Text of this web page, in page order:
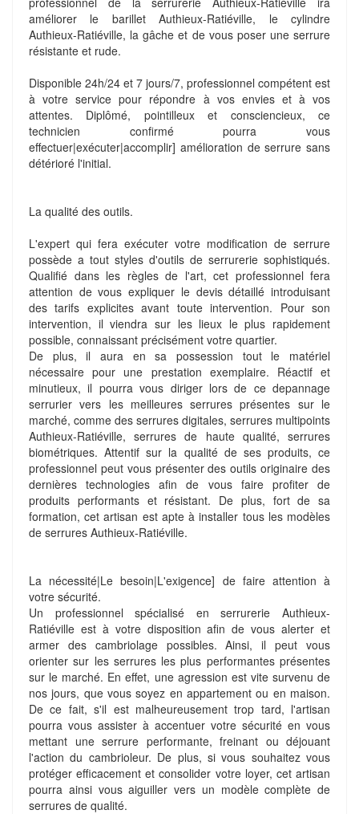
améliorer le barillet Authieux-Ratiéville, le cylindre
Authieux-Ratiéville, la gâche et de vous poser une serrure
résistante et rude.
Disponible 24h/24 et 7 jours/7, professionnel compétent est
à votre service pour répondre à vos envies et à vos
attentes. Diplômé, pointilleux et consciencieux, ce
technicien confirmé pourra vous
effectuer|exécuter|accomplir] amélioration de serrure sans
détérioré l'initial.
La qualité des outils.
L'expert qui fera exécuter votre modification de serrure
possède a tout styles d'outils de serrurerie sophistiqués.
Qualifié dans les règles de l'art, cet professionnel fera
attention de vous expliquer le devis détaillé introduisant
des tarifs explicites avant toute intervention. Pour son
intervention, il viendra sur les lieux le plus rapidement
possible, connaissant précisément votre quartier.
De plus, il aura en sa possession tout le matériel
nécessaire pour une prestation exemplaire. Réactif et
minutieux, il pourra vous diriger lors de ce depannage
serrurier vers les meilleures serrures présentes sur le
marché, comme des serrures digitales, serrures multipoints
Authieux-Ratiéville, serrures de haute qualité, serrures
biométriques. Attentif sur la qualité de ses produits, ce
professionnel peut vous présenter des outils originaire des
dernières technologies afin de vous faire profiter de
produits performants et résistant. De plus, fort de sa
formation, cet artisan est apte à installer tous les modèles
de serrures Authieux-Ratiéville.
La nécessité|Le besoin|L'exigence] de faire attention à
votre sécurité.
Un professionnel spécialisé en serrurerie Authieux-
Ratiéville est à votre disposition afin de vous alerter et
armer des cambriolage possibles. Ainsi, il peut vous
orienter sur les serrures les plus performantes présentes
sur le marché. En effet, une agression est vite survenu de
nos jours, que vous soyez en appartement ou en maison.
De ce fait, s'il est malheureusement trop tard, l'artisan
pourra vous assister à accentuer votre sécurité en vous
mettant une serrure performante, freinant ou déjouant
l'action du cambrioleur. De plus, si vous souhaitez vous
protéger efficacement et consolider votre loyer, cet artisan
pourra ainsi vous aiguiller vers un modèle complète de
serrures de qualité.